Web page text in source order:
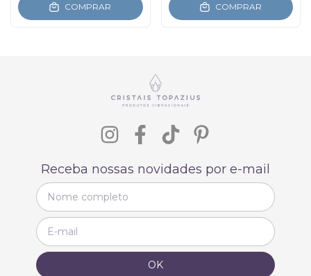
COMPRAR COMPRAR
Receba nossas novidades por e-mail